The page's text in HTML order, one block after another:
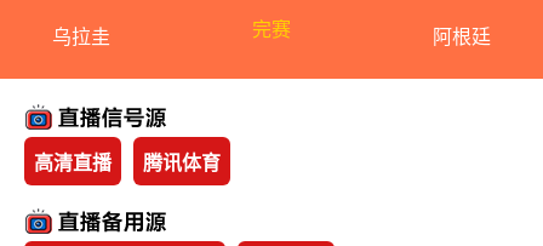
乌拉圭 完赛 阿根廷
高清直播 腾讯体育